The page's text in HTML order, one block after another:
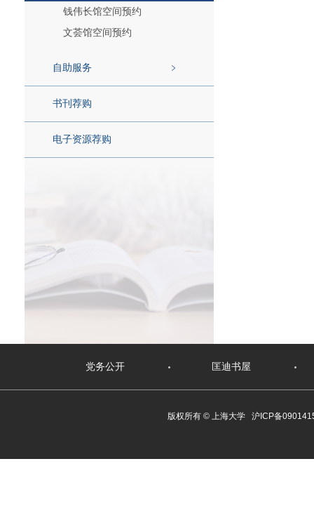
钱伟长馆空间预约
文荟馆空间预约
自助服务
书刊荐购
电子资源荐购
党务公开 匡迪书屋
版权所有 © 上海大学 沪ICP备